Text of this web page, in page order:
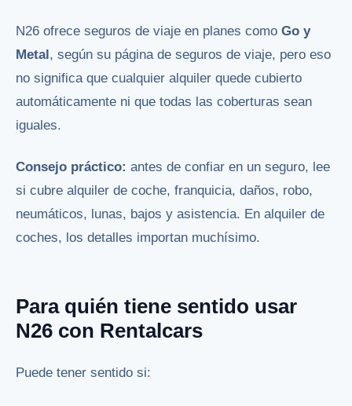
N26 ofrece seguros de viaje en planes como Go y
Metal, según su página de seguros de viaje, pero eso
no significa que cualquier alquiler quede cubierto
automáticamente ni que todas las coberturas sean
iguales.
Consejo práctico: antes de confiar en un seguro, lee
si cubre alquiler de coche, franquicia, daños, robo,
neumáticos, lunas, bajos y asistencia. En alquiler de
coches, los detalles importan muchísimo.
Para quién tiene sentido usar
N26 con Rentalcars
Puede tener sentido si: